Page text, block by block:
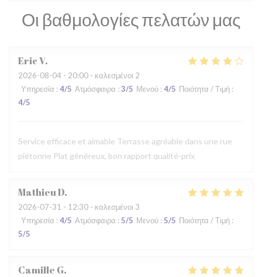
Οι βαθμολογίες πελατών μας
EricV
2026-08-04 - 20:00 - καλεσμένοι 2
Υπηρεσία : 4/5 Ατμόσφαιρα : 3/5 Μενού : 4/5 Ποιότητα / Τιμή :
4/5
Service efficace et aimable Terrasse agréable dans une rue
piétonne Plat généreux, bon rapport qualité-prix
MathieuD
2026-07-31 - 12:30 - καλεσμένοι 3
Υπηρεσία : 4/5 Ατμόσφαιρα : 5/5 Μενού : 5/5 Ποιότητα / Τιμή :
5/5
Camille G